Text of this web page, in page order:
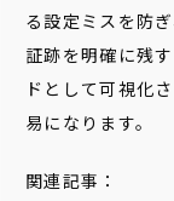
る設定ミスを防
証跡を明確に残
ドとして可視化
易になります。
関連記事：